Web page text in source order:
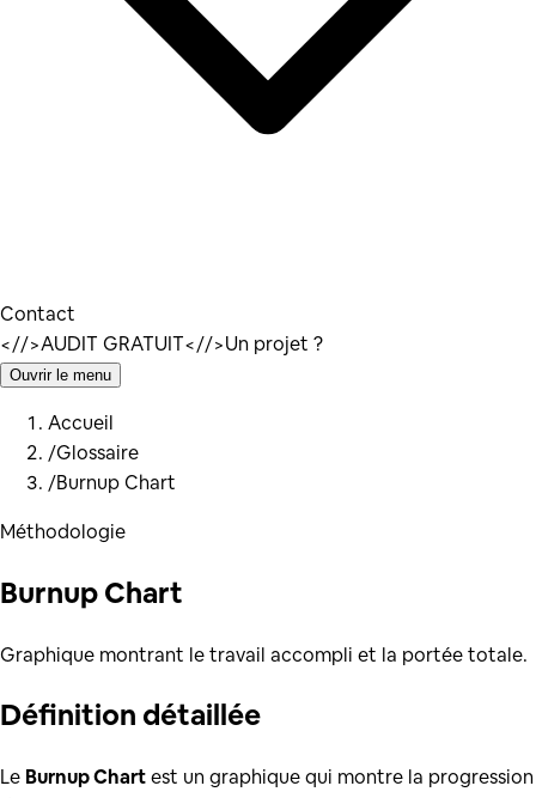
Contact
<//>AUDIT GRATUIT<//>Un projet ?
Ouvrir le menu
Accueil
/Glossaire
/Burnup Chart
Méthodologie
Burnup Chart
Graphique montrant le travail accompli et la portée totale.
Définition détaillée
Le Burnup Chartest un graphique qui montre la progression